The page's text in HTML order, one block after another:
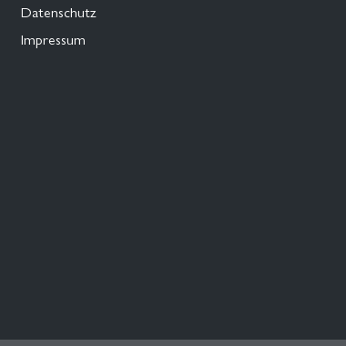
Datenschutz
Impressum